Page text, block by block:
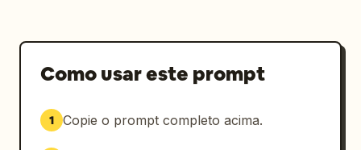
Como usar este prompt
1 Copie o prompt completo acima.